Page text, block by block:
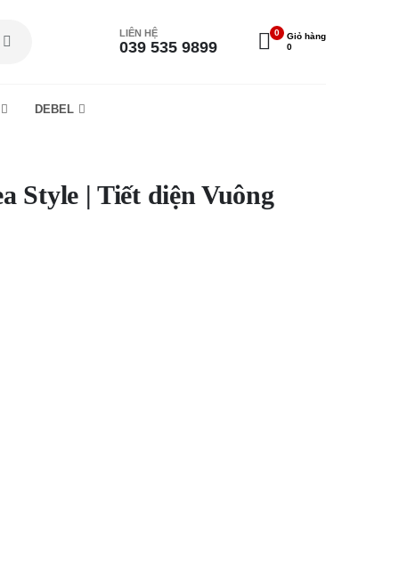
LIÊN HỆ
039 535 9899
0
Giỏ hàng
0
DEBEL
Style | Tiết diện Vuông